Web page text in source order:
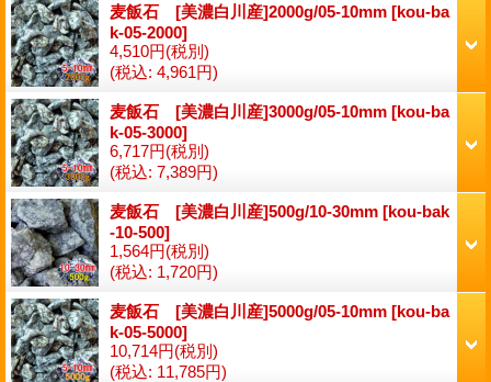
麦飯石 [美濃白川産]2000g/05-10mm [kou-ba
k-05-2000]
4,510円(税別)
(税込: 4,961円)
麦飯石 [美濃白川産]3000g/05-10mm [kou-ba
k-05-3000]
6,717円(税別)
(税込: 7,389円)
麦飯石 [美濃白川産]500g/10-30mm [kou-bak
-10-500]
1,564円(税別)
(税込: 1,720円)
麦飯石 [美濃白川産]5000g/05-10mm [kou-ba
k-05-5000]
10,714円(税別)
(税込: 11,785円)